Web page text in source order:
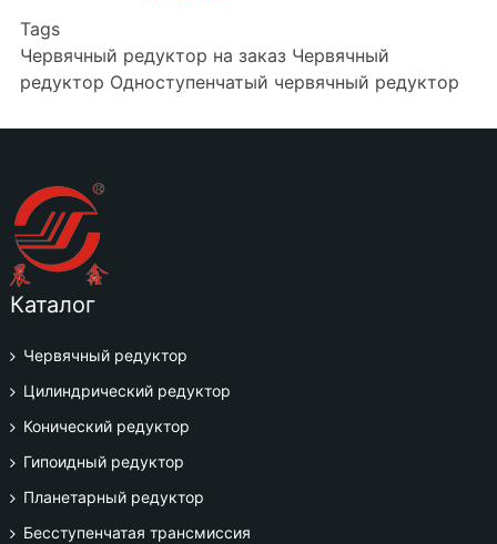
Tags
Червячный редуктор на заказЧервячный
редуктор Одноступенчатый червячный редуктор
Каталог
Червячный редуктор
Цилиндрический редуктор
Конический редуктор
Гипоидный редуктор
Планетарный редуктор
Бесступенчатая трансмиссия